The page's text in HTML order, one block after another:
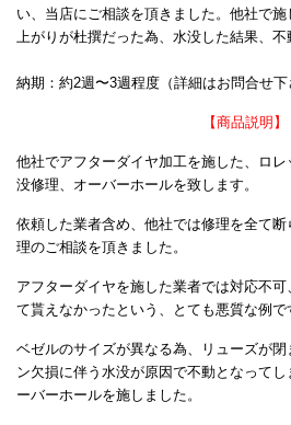
い、当店にご相談を頂きました。他社で
上がりが杜撰だった為、水没した結果、不
納期：約2週〜3週程度（詳細はお問合せ下
【商品説明】
他社でアフターダイヤ加工を施した、ロ
没修理、オーバーホールを致します。
依頼した業者含め、他社では修理を全て
理のご相談を頂きました。
アフターダイヤを施した業者では対応不
て貰えなかったという、とても悪質な例で
ベゼルのサイズが異なる為、リューズが
ン欠損に伴う水没が原因で不動となって
ーバーホールを施しました。